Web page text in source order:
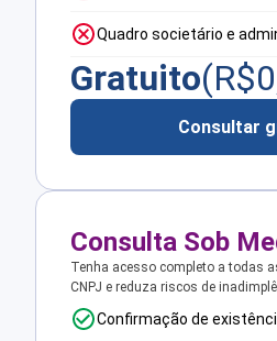
Quadro societário e
Gratuito(R$
Consultar
Consulta Sob
Tenha acesso completo a todas
CNPJ e reduza riscos de
Confirmação de